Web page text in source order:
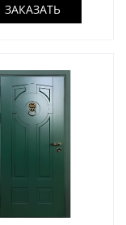
ЗАКАЗАТЬ